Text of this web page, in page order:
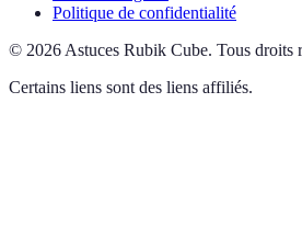
Politique de confidentialité
© 2026Astuces Rubik Cube. Tous droits
Certains liens sont des liens affiliés.